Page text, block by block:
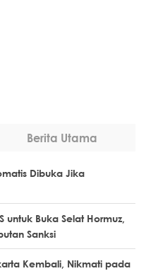
Berita Utama
Dibuka Jika
untuk Buka Selat Hormuz,
Sanksi
Kembali, Nikmati pada